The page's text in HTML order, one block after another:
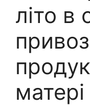
літо в